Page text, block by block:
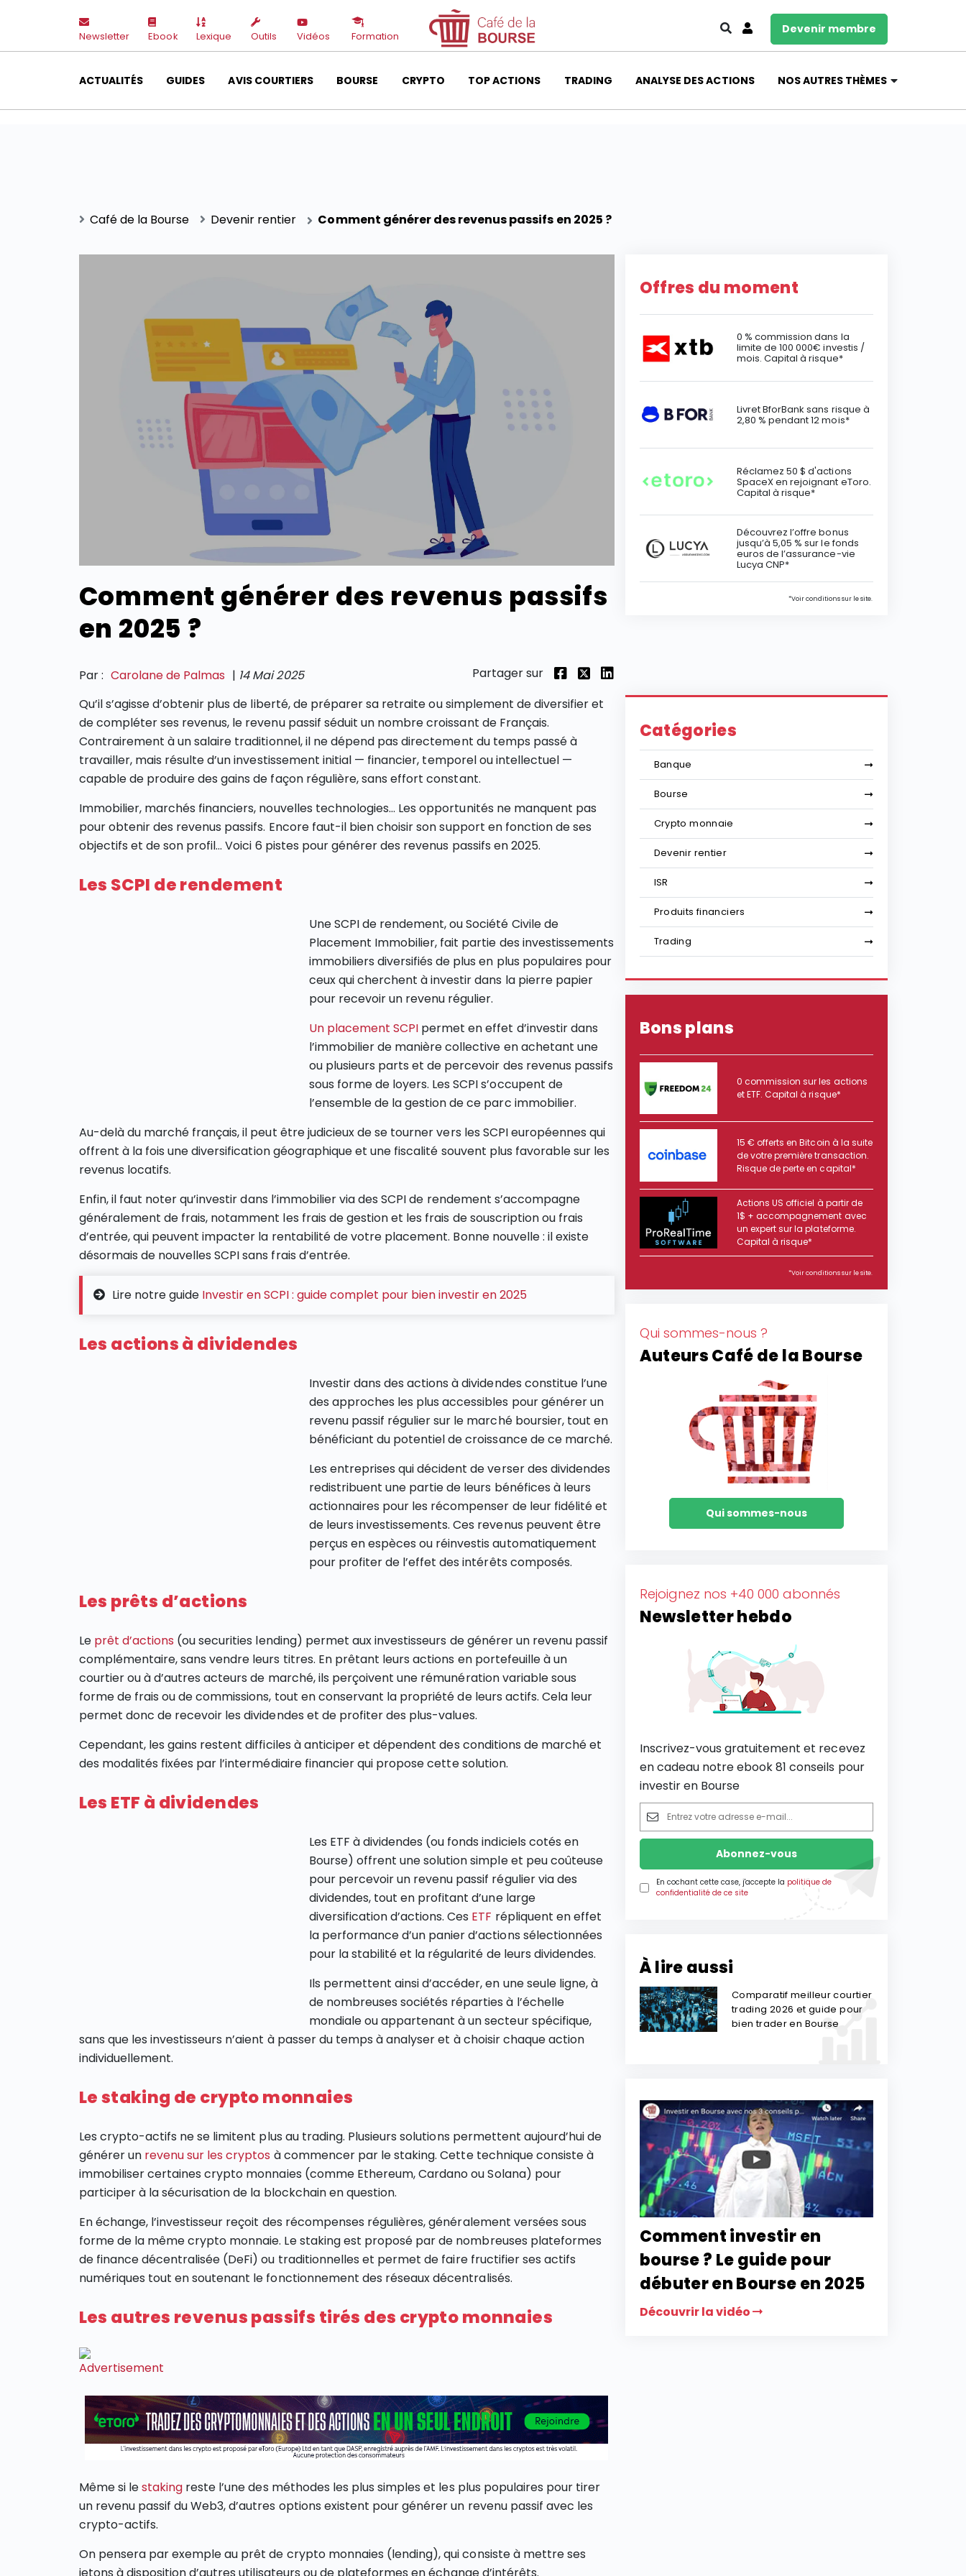
Newsletter Ebook Lexique Outils Vidéos Formation
Devenir membre
ACTUALITÉS GUIDES AVIS COURTIERS BOURSE CRYPTO TOP ACTIONS TRADING ANALYSE DES ACTIONS NOS AUTRES THÈMES
Café de la Bourse Devenir rentier Comment générer des revenus passifs en 2025 ?
Comment générer des revenus passifs
en 2025 ?
Par : Carolane de Palmas | 14 Mai 2025 Partager sur
Offres du moment
0 % commission dans la
limite de 100 000€ investis /
mois. Capital à risque*
Livret BforBank sans risque à
2,80 % pendant 12 mois*
Réclamez 50 $ d'actions
SpaceX en rejoignant eToro.
Capital à risque*
Découvrez l’offre bonus
jusqu’à 5,05 % sur le fonds
euros de l’assurance-vie
Lucya CNP*
*Voir conditions sur le site.
Qu’il s’agisse d’obtenir plus de liberté, de préparer sa retraite ou simplement de diversifier et
de compléter ses revenus, le revenu passif séduit un nombre croissant de Français.
Contrairement à un salaire traditionnel, il ne dépend pas directement du temps passé à
travailler, mais résulte d’un investissement initial — financier, temporel ou intellectuel —
capable de produire des gains de façon régulière, sans effort constant.
Immobilier, marchés financiers, nouvelles technologies… Les opportunités ne manquent pas
pour obtenir des revenus passifs. Encore faut-il bien choisir son support en fonction de ses
objectifs et de son profil… Voici 6 pistes pour générer des revenus passifs en 2025.
Les SCPI de rendement
Une SCPI de rendement, ou Société Civile de
Placement Immobilier, fait partie des investissements
immobiliers diversifiés de plus en plus populaires pour
ceux qui cherchent à investir dans la pierre papier
pour recevoir un revenu régulier.
Un placement SCPI permet en effet d’investir dans
l’immobilier de manière collective en achetant une
ou plusieurs parts et de percevoir des revenus passifs
sous forme de loyers. Les SCPI s’occupent de
l’ensemble de la gestion de ce parc immobilier.
Au-delà du marché français, il peut être judicieux de se tourner vers les SCPI européennes qui
offrent à la fois une diversification géographique et une fiscalité souvent plus favorable sur les
revenus locatifs.
Enfin, il faut noter qu’investir dans l’immobilier via des SCPI de rendement s’accompagne
généralement de frais, notamment les frais de gestion et les frais de souscription ou frais
d’entrée, qui peuvent impacter la rentabilité de votre placement. Bonne nouvelle : il existe
désormais de nouvelles SCPI sans frais d’entrée.
Lire notre guide Investir en SCPI : guide complet pour bien investir en 2025
Les actions à dividendes
Investir dans des actions à dividendes constitue l’une
des approches les plus accessibles pour générer un
revenu passif régulier sur le marché boursier, tout en
bénéficiant du potentiel de croissance de ce marché.
Les entreprises qui décident de verser des dividendes
redistribuent une partie de leurs bénéfices à leurs
actionnaires pour les récompenser de leur fidélité et
de leurs investissements. Ces revenus peuvent être
perçus en espèces ou réinvestis automatiquement
pour profiter de l’effet des intérêts composés.
Les prêts d’actions
Le prêt d’actions (ou securities lending) permet aux investisseurs de générer un revenu passif
complémentaire, sans vendre leurs titres. En prêtant leurs actions en portefeuille à un
courtier ou à d’autres acteurs de marché, ils perçoivent une rémunération variable sous
forme de frais ou de commissions, tout en conservant la propriété de leurs actifs. Cela leur
permet donc de recevoir les dividendes et de profiter des plus-values.
Cependant, les gains restent difficiles à anticiper et dépendent des conditions de marché et
des modalités fixées par l’intermédiaire financier qui propose cette solution.
Les ETF à dividendes
Les ETF à dividendes (ou fonds indiciels cotés en
Bourse) offrent une solution simple et peu coûteuse
pour percevoir un revenu passif régulier via des
dividendes, tout en profitant d’une large
diversification d’actions. Ces ETF répliquent en effet
la performance d’un panier d’actions sélectionnées
pour la stabilité et la régularité de leurs dividendes.
Ils permettent ainsi d’accéder, en une seule ligne, à
de nombreuses sociétés réparties à l’échelle
mondiale ou appartenant à un secteur spécifique,
sans que les investisseurs n’aient à passer du temps à analyser et à choisir chaque action
individuellement.
Le staking de crypto monnaies
Les crypto-actifs ne se limitent plus au trading. Plusieurs solutions permettent aujourd’hui de
générer un revenu sur les cryptos à commencer par le staking. Cette technique consiste à
immobiliser certaines crypto monnaies (comme Ethereum, Cardano ou Solana) pour
participer à la sécurisation de la blockchain en question.
En échange, l’investisseur reçoit des récompenses régulières, généralement versées sous
forme de la même crypto monnaie. Le staking est proposé par de nombreuses plateformes
de finance décentralisée (DeFi) ou traditionnelles et permet de faire fructifier ses actifs
numériques tout en soutenant le fonctionnement des réseaux décentralisés.
Les autres revenus passifs tirés des crypto monnaies
Même si lestaking reste l’une des méthodes les plus simples et les plus populaires pour tirer
un revenu passif du Web3, d’autres options existent pour générer un revenu passif avec les
crypto-actifs.
On pensera par exemple au prêt de crypto monnaies (lending), qui consiste à mettre ses
Catégories
Banque
Bourse
Crypto monnaie
Devenir rentier
ISR
Produits financiers
Trading
Bons plans
0 commission sur les actions
et ETF. Capital à risque*
15 € offerts en Bitcoin à la suite
de votre première transaction.
Risque de perte en capital*
Actions US officiel à partir de
1$ + accompagnement avec
un expert sur la plateforme.
Capital à risque*
*Voir conditions sur le site.
Qui sommes-nous ?
Auteurs Café de la Bourse
Qui sommes-nous
Rejoignez nos +40 000 abonnés
Newsletter hebdo
Inscrivez-vous gratuitement et recevez
en cadeau notre ebook 81 conseils pour
investir en Bourse
En cochant cette case, j'accepte la politique de
confidentialité de ce site
À lire aussi
Comparatif meilleur courtier
trading 2026 et guide pour
bien trader en Bourse
Comment investir en
bourse ? Le guide pour
débuter en Bourse en 2025
Découvrir la vidéo